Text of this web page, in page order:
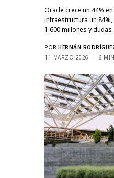
Oracle crece un 44%
infraestructura un
1.600 millones y
POR HERNÁN
11 MARZO 2026
6